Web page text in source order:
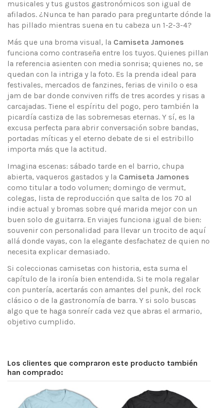
musicales y tus gustos gastronómicos son igual de
afilados. ¿Nunca te han parado para preguntarte dónde la
has pillado mientras suena en tu cabeza un 1-2-3-4?
Más que una broma visual, la Camiseta Jamones
funciona como contraseña entre los tuyos. Quienes pillan
la referencia asienten con media sonrisa; quienes no, se
quedan con la intriga y la foto. Es la prenda ideal para
festivales, mercados de fanzines, ferias de vinilo o esa
jam de bar donde conviven riffs de tres acordes y risas a
carcajadas. Tiene el espíritu del pogo, pero también la
picardía castiza de las sobremesas eternas. Y sí, es la
excusa perfecta para abrir conversación sobre bandas,
portadas míticas y el eterno debate de si el estribillo
importa más que la actitud.
Imagina escenas: sábado tarde en el barrio, chupa
abierta, vaqueros gastados y la Camiseta Jamones
como titular a todo volumen; domingo de vermut,
colegas, lista de reproducción que salta de los 70 al
indie actual y bromas sobre qué marida mejor con un
buen solo de guitarra. En viajes funciona igual de bien:
souvenir con personalidad para llevar un trocito de aquí
allá donde vayas, con la elegante desfachatez de quien no
necesita explicar demasiado.
Si coleccionas camisetas con historia, esta suma el
capítulo de la ironía bien entendida. Si te mola regalar
con puntería, acertarás con amantes del punk, del rock
clásico o de la gastronomía de barra. Y si solo buscas
algo que te haga sonreír cada vez que abras el armario,
objetivo cumplido.
Los clientes que compraron este producto también
han comprado: